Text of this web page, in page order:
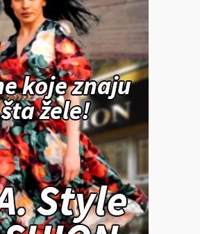
bebu: Pevačica već u petom